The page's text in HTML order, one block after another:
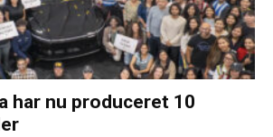
har nu produceret 10